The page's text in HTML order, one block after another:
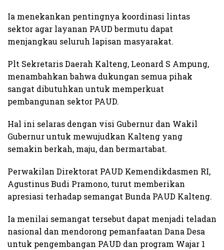
Ia menekankan pentingnya koordinasi lintas
sektor agar layanan PAUD bermutu dapat
menjangkau seluruh lapisan masyarakat.
Plt Sekretaris Daerah Kalteng, Leonard S Ampung,
menambahkan bahwa dukungan semua pihak
sangat dibutuhkan untuk memperkuat
pembangunan sektor PAUD.
Hal ini selaras dengan visi Gubernur dan Wakil
Gubernur untuk mewujudkan Kalteng yang
semakin berkah, maju, dan bermartabat.
Perwakilan Direktorat PAUD Kemendikdasmen RI,
Agustinus Budi Pramono, turut memberikan
apresiasi terhadap semangat Bunda PAUD Kalteng.
Ia menilai semangat tersebut dapat menjadi teladan
nasional dan mendorong pemanfaatan Dana Desa
untuk pengembangan PAUD dan program Wajar 1